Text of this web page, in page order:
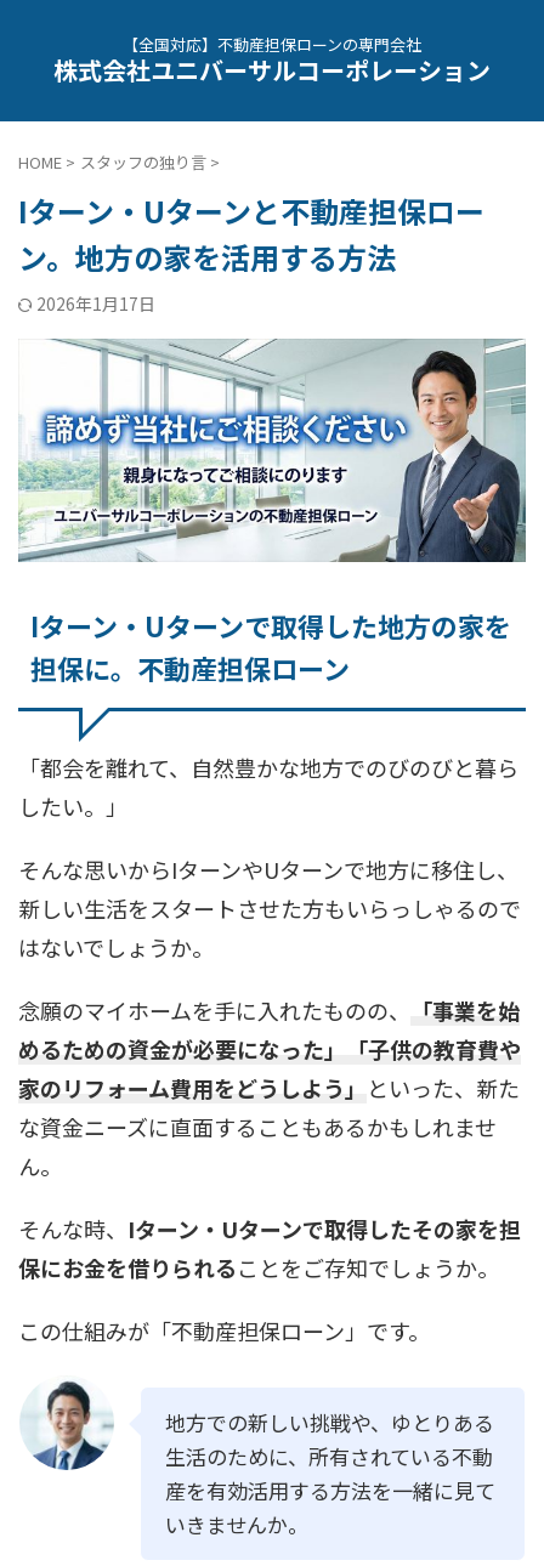
【全国対応】不動産担保ローンの専門会社
株式会社ユニバーサルコーポレーション
HOME > スタッフの独り言 >
Iターン・Uターンと不動産担保ロー
ン。地方の家を活用する方法
2026年1月17日
Iターン・Uターンで取得した地方の家を
担保に。不動産担保ローン
「都会を離れて、自然豊かな地方でのびのびと暮ら
したい。」
そんな思いからIターンやUターンで地方に移住し、
新しい生活をスタートさせた方もいらっしゃるので
はないでしょうか。
念願のマイホームを手に入れたものの、
「事業を始
めるための資金が必要になった」「子供の教育費や
家のリフォーム費用をどうしよう」 といった、新た
な資金ニーズに直面することもあるかもしれませ
ん。
そんな時、 Iターン・Uターンで取得したその家を担
保にお金を借りられることをご存知でしょうか。
この仕組みが「不動産担保ローン」です。
地方での新しい挑戦や、ゆとりある
生活のために、所有されている不動
産を有効活用する方法を一緒に見て
いきませんか。